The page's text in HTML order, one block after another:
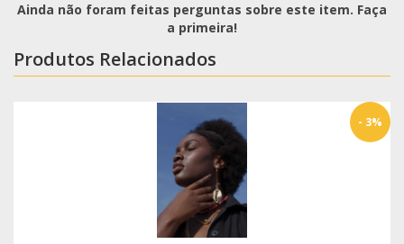
Ainda não foram feitas perguntas sobre este item. Faça
a primeira!
Produtos Relacionados
- 3%